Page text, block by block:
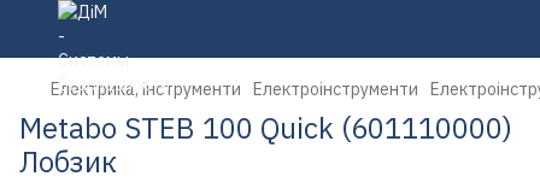
Електрика, інструменти Електроінструменти
Metabo STEB 100 Quick (601110000)
Лобзик